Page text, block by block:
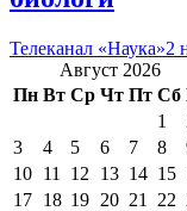
Телеканал «Наука»2
Август 2026
Пн Вт Ср Чт Пт Сб
1
3
4 5 6 7 8
10 11 12 13 14 15
17 18 19 20 21 22